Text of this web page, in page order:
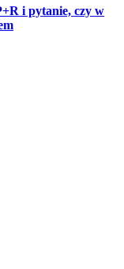
i pytanie, czy w